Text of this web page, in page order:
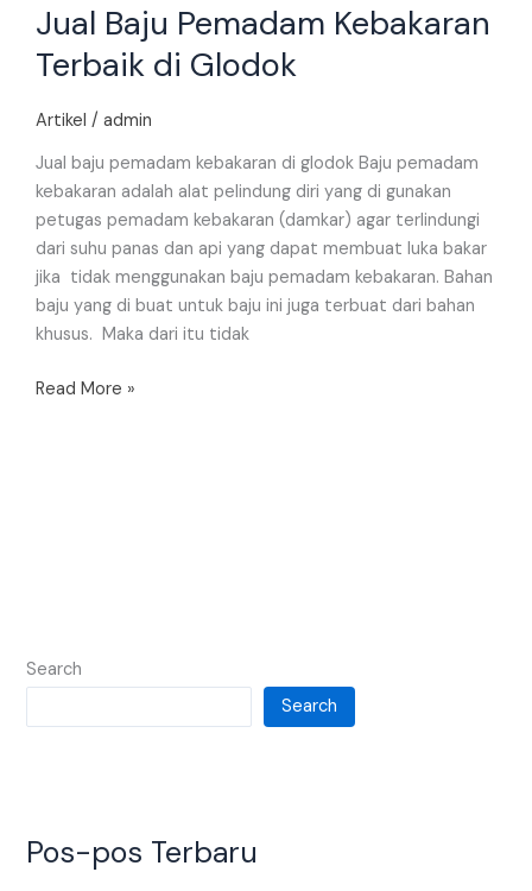
Jual Baju Pemadam Kebakaran
Terbaik di Glodok
Artikel / admin
Jual baju pemadam kebakaran di glodok Baju pemadam
kebakaran adalah alat pelindung diri yang di gunakan
petugas pemadam kebakaran (damkar) agar terlindungi
dari suhu panas dan api yang dapat membuat luka bakar
jika tidak menggunakan baju pemadam kebakaran. Bahan
baju yang di buat untuk baju ini juga terbuat dari bahan
khusus. Maka dari itu tidak
Baju
Kebakaran
di
Glodok
Read More »
Search
Search
Pos-pos Terbaru